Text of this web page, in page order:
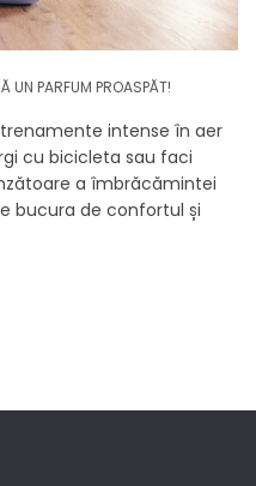
PARFUM PROASPĂT!
intense în aer
cu bicicleta sau faci
a îmbrăcămintei
bucura de confortul și
sport, astfel încât
și în timpul celor mai